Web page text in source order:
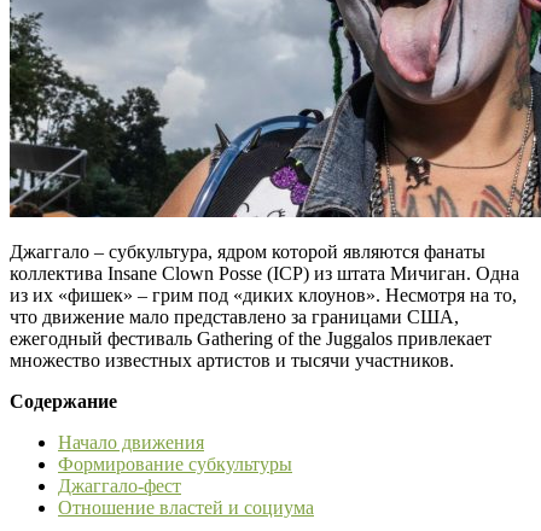
Джаггало – субкультура, ядром которой являются фанаты
коллектива Insane Clown Posse (ICP) из штата Мичиган. Одна
из их «фишек» – грим под «диких клоунов». Несмотря на то,
что движение мало представлено за границами США,
ежегодный фестиваль Gathering of the Juggalos привлекает
множество известных артистов и тысячи участников.
Содержание
Начало движения
Формирование субкультуры
Джаггало-фест
Отношение властей и социума